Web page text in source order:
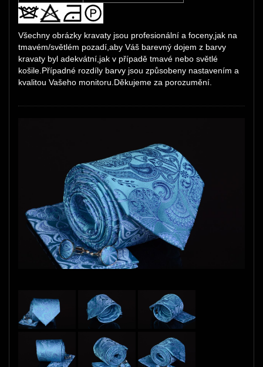
Všechny obrázky kravaty jsou profesionální a foceny,jak na
tmavém/světlém pozadí,aby Váš barevný dojem z barvy
kravaty byl adekvátní,jak v případě tmavé nebo světlé
košile.Případné rozdíly barvy jsou způsobeny nastavením a
kvalitou Vašeho monitoru.Děkujeme za porozumění.